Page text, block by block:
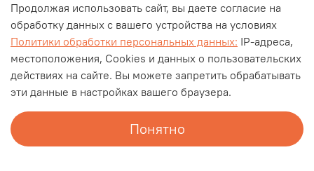
О компании
Контакты
Оплата и доставка
Личный кабинет
Документы
Продолжая использовать сайт, вы даете согласие на
обработку данных с вашего устройства на условиях
Политики обработки персональных данных: IP-адреса,
местоположения, Cookies и данных о пользовательских
действиях на сайте. Вы можете запретить обрабатывать
эти данные в настройках вашего браузера.
Понятно